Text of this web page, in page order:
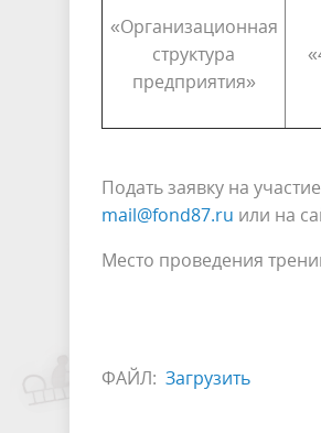
«Организационная
структура
предприятия»
Подать заявку на
mail@fond87.ru или на
Место проведения
ФАЙЛ: Загрузить